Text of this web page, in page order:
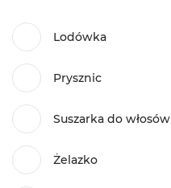
Lodówka
Prysznic
Suszarka do włosów
Żelazko